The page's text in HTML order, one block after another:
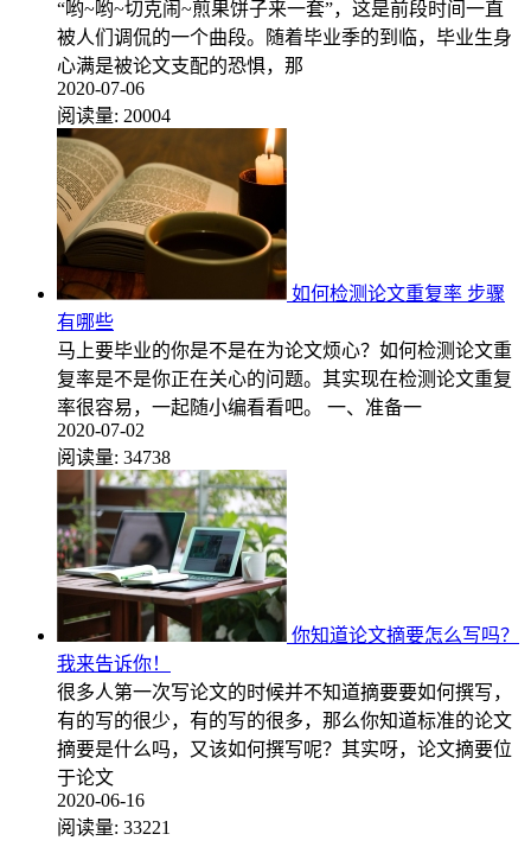
“哟~哟~切克闹~煎果饼子来一套”，这是前段时间一直
被人们调侃的一个曲段。随着毕业季的到临，毕业生身
心满是被论文支配的恐惧，那
2020-07-06
阅读量: 20004
如何检测论文重复率 步骤
有哪些
马上要毕业的你是不是在为论文烦心？如何检测论文重
复率是不是你正在关心的问题。其实现在检测论文重复
率很容易，一起随小编看看吧。 一、准备一
2020-07-02
阅读量: 34738
你知道论文摘要怎么写吗？
我来告诉你！
很多人第一次写论文的时候并不知道摘要要如何撰写，
有的写的很少，有的写的很多，那么你知道标准的论文
摘要是什么吗，又该如何撰写呢？其实呀，论文摘要位
于论文
2020-06-16
阅读量: 33221